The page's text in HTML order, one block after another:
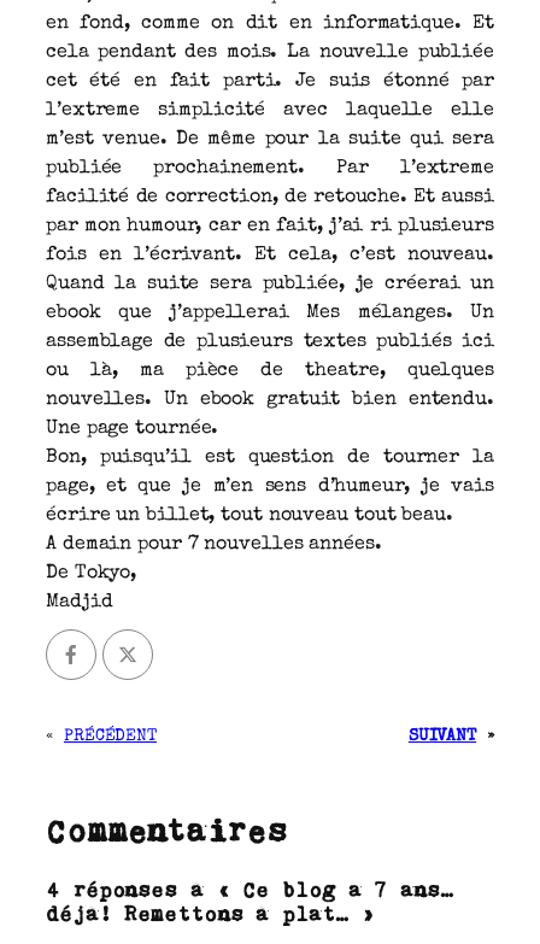
en fond, comme on dit en informatique. Et
cela pendant des mois. La nouvelle publiée
cet été en fait parti. Je suis étonné par
l’extreme simplicité avec laquelle elle
m’est venue. De même pour la suite qui sera
publiée prochainement. Par l’extreme
facilité de correction, de retouche. Et aussi
par mon humour, car en fait, j’ai ri plusieurs
fois en l’écrivant. Et cela, c’est nouveau.
Quand la suite sera publiée, je créerai un
ebook que j’appellerai Mes mélanges. Un
assemblage de plusieurs textes publiés ici
ou là, ma pièce de theatre, quelques
nouvelles. Un ebook gratuit bien entendu.
Une page tournée.
Bon, puisqu’il est question de tourner la
page, et que je m’en sens d’humeur, je vais
écrire un billet, tout nouveau tout beau.
A demain pour 7 nouvelles années.
De Tokyo,
Madjid
« PRÉCÉDENT SUIVANT »
Commentaires
4 réponses à « Ce blog a 7 ans…
déjà! Remettons à plat… »